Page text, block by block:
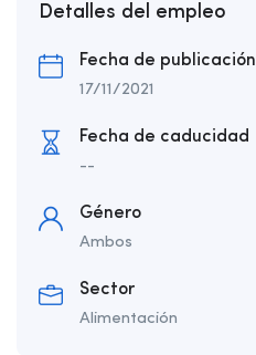
Detalles del empleo
Fecha de publicación
17/11/2021
Fecha de caducidad
--
Género
Ambos
Sector
Alimentación